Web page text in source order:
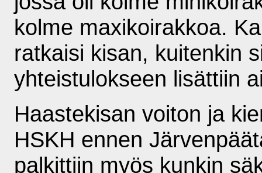
kolme maxikoirakkoa.
ratkaisi kisan, kuitenkin
yhteistulokseen lisättiin
Haastekisan voiton ja
HSKH ennen
palkittiin myös kunkin